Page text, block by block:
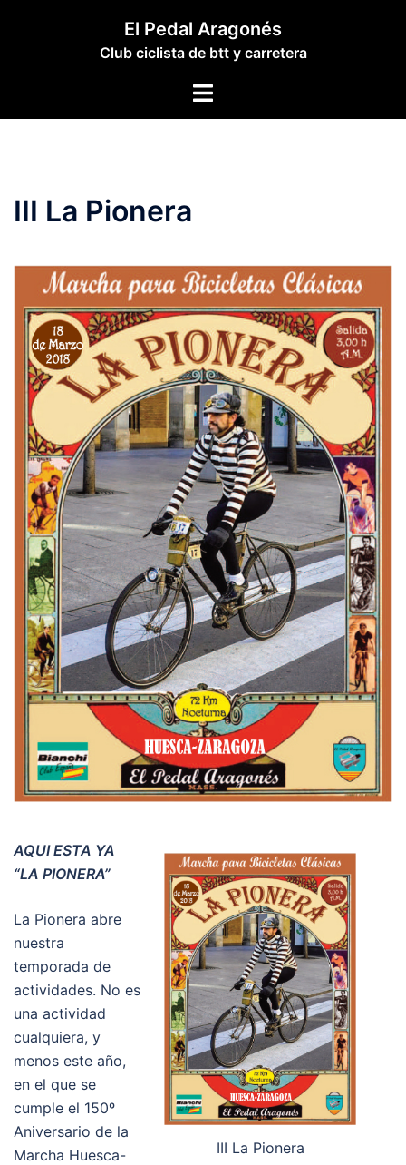
El Pedal Aragonés
Club ciclista de btt y carretera
Alternar
III La Pionera
III La Pionera
AQUI ESTA YA
“LA PIONERA”
La Pionera abre
nuestra
temporada de
actividades. No es
una actividad
cualquiera, y
menos este año,
en el que se
cumple el 150º
Aniversario de la
Marcha Huesca-